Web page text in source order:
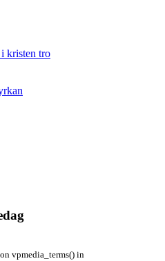
kristen tro
vpmedia_terms() in